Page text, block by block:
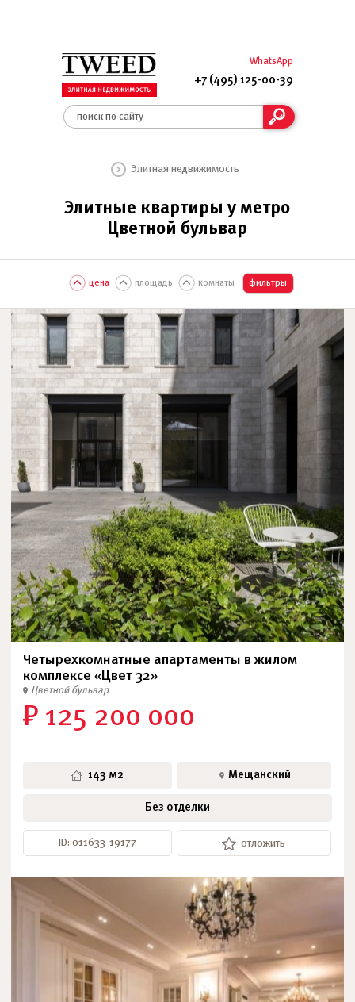
WhatsApp
+7 (495) 125-00-39
Элитная недвижимость
Элитные квартиры у метро
Цветной бульвар
цена площадь комнаты фильтры
Четырехкомнатные апартаменты в жилом
комплексе «Цвет 32»
Цветной бульвар
₽ 125 200 000
143 м2 Мещанский
Без отделки
ID: 011633-19177 отложить